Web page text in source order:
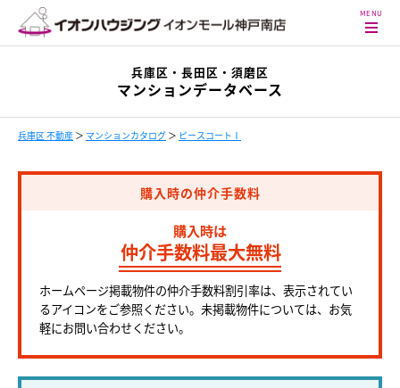
兵庫区・長田区・須磨区
マンションデータベース
兵庫区 不動産 ＞ マンションカタログ ＞ ピースコートⅠ
購入時の仲介手数料
購入時は
仲介手数料最大無料
ホームページ掲載物件の仲介手数料割引率は、表示されてい
るアイコンをご参照ください。未掲載物件については、お気
軽にお問い合わせください。